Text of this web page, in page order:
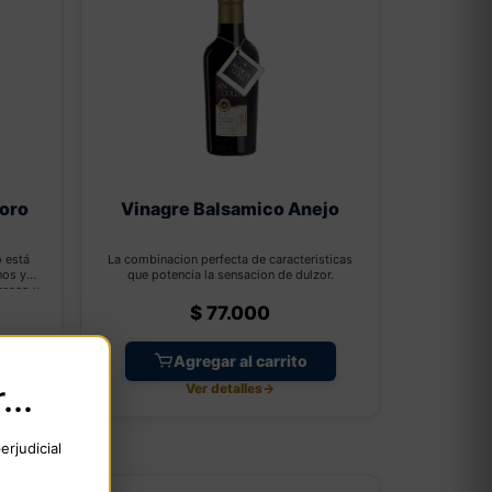
está
y
y
Vinagre Balsamico Anejo
La combinacion perfecta de caracteristicas
que potencia la sensacion de dulzor.
$ 77.000
Agregar al carrito
Ver detalles→